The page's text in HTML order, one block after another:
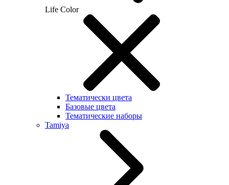
Life Color
Тематически цвета
Базовые цвета
Тематические наборы
Tamiya